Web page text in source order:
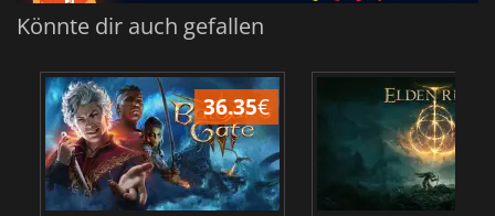
Könnte dir auch gefallen
36.35€